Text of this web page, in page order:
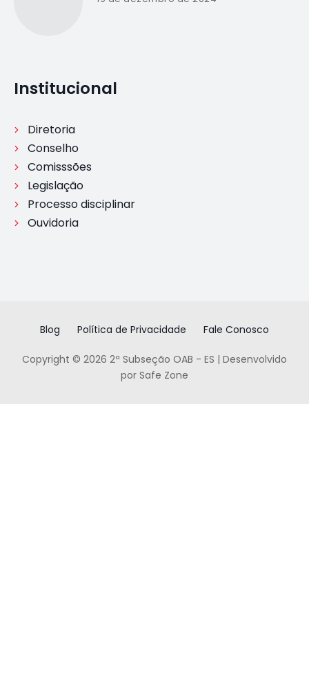
Institucional
Diretoria
Conselho
Comisssões
Legislação
Processo disciplinar
Ouvidoria
Blog Política de Privacidade Fale Conosco
Copyright © 2026 2ª Subseção OAB - ES | Desenvolvido
por Safe Zone